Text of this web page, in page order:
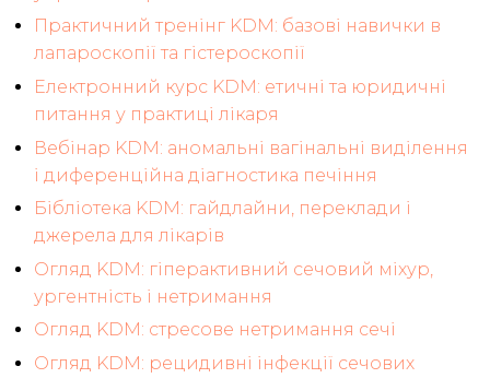
Практичний тренінг KDM: базові навички в
лапароскопії та гістероскопії
Електронний курс KDM: етичні та юридичні
питання у практиці лікаря
Вебінар KDM: аномальні вагінальні виділення
і диференційна діагностика печіння
Бібліотека KDM: гайдлайни, переклади і
джерела для лікарів
Огляд KDM: гіперактивний сечовий міхур,
ургентність і нетримання
Огляд KDM: стресове нетримання сечі
Огляд KDM: рецидивні інфекції сечових